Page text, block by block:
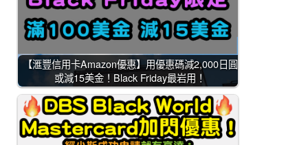
【滙豐信用卡Amazon優惠】用優惠碼減2,000日圓
或減15美金！Black Friday最岩用！